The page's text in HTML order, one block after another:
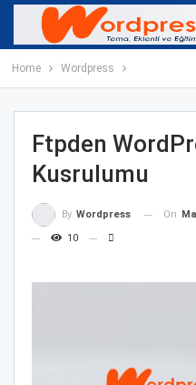
Home Wordpress
Ftpden
Kusrulumu
By Wordpress On
10